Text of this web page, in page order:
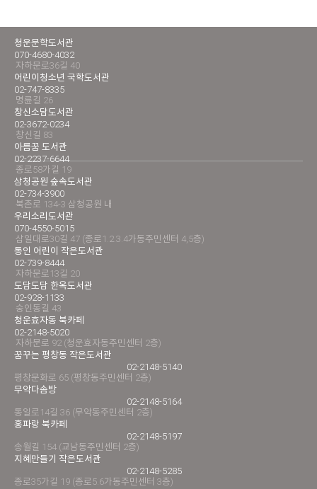
청운문학도서관
070-4680-4032
자하문로36길 40
어린이청소년 국학도서관
02-747-8335
명륜길 26
창신소담도서관
02-3672-0234
창신길 83
아름꿈 도서관
02-2237-6644
종로58가길 19
삼청공원 숲속도서관
02-734-3900
북촌로 134-3 삼청공원 내
우리소리도서관
070-4550-5015
삼일대로30길 47 (종로1.2.3.4가동주민센터 4,5층)
통인 어린이 작은도서관
02-739-8444
자하문로13길 20
도담도담 한옥도서관
02-928-1133
숭인동길 43
청운효자동 북카페
02-2148-5020
자하문로 92 (청운효자동주민센터 2층)
꿈꾸는 평창동 작은도서관
02-2148-5140
평창문화로 65 (평창동주민센터 2층)
무악다솜방
02-2148-5164
통일로14길 36 (무악동주민센터 2층)
홍파랑 북카페
02-2148-5197
송월길 154 (교남동주민센터 2층)
지혜만들기 작은도서관
02-2148-5285
종로35가길 19 (종로5.6가동주민센터 3층)